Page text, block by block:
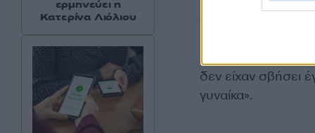
δυνατόν να
δεν είχαν σβήσει
γυναίκα».
ερμηνεύει η
Κατερίνα Λιόλιου